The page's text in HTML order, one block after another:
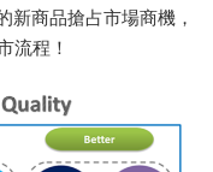
新商品搶占市場商機，
流程！